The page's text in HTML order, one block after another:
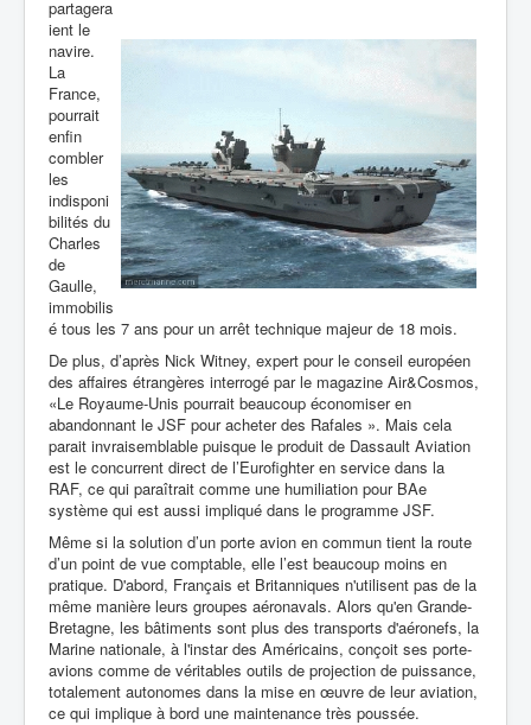
partagera
ient le
navire.
La
France,
pourrait
enfin
combler
les
indisponi
bilités du
Charles
de
Gaulle,
immobilis
é tous les 7 ans pour un arrêt technique majeur de 18 mois.
De plus, d’après Nick Witney, expert pour le conseil européen
des affaires étrangères interrogé par le magazine Air&Cosmos,
«Le Royaume-Unis pourrait beaucoup économiser en
abandonnant le JSF pour acheter des Rafales ». Mais cela
parait invraisemblable puisque le produit de Dassault Aviation
est le concurrent direct de l’Eurofighter en service dans la
RAF, ce qui paraîtrait comme une humiliation pour BAe
système qui est aussi impliqué dans le programme JSF.
Même si la solution d’un porte avion en commun tient la route
d’un point de vue comptable, elle l’est beaucoup moins en
pratique. D'abord, Français et Britanniques n'utilisent pas de la
même manière leurs groupes aéronavals. Alors qu'en Grande-
Bretagne, les bâtiments sont plus des transports d'aéronefs, la
Marine nationale, à l'instar des Américains, conçoit ses porte-
avions comme de véritables outils de projection de puissance,
totalement autonomes dans la mise en œuvre de leur aviation,
ce qui implique à bord une maintenance très poussée.